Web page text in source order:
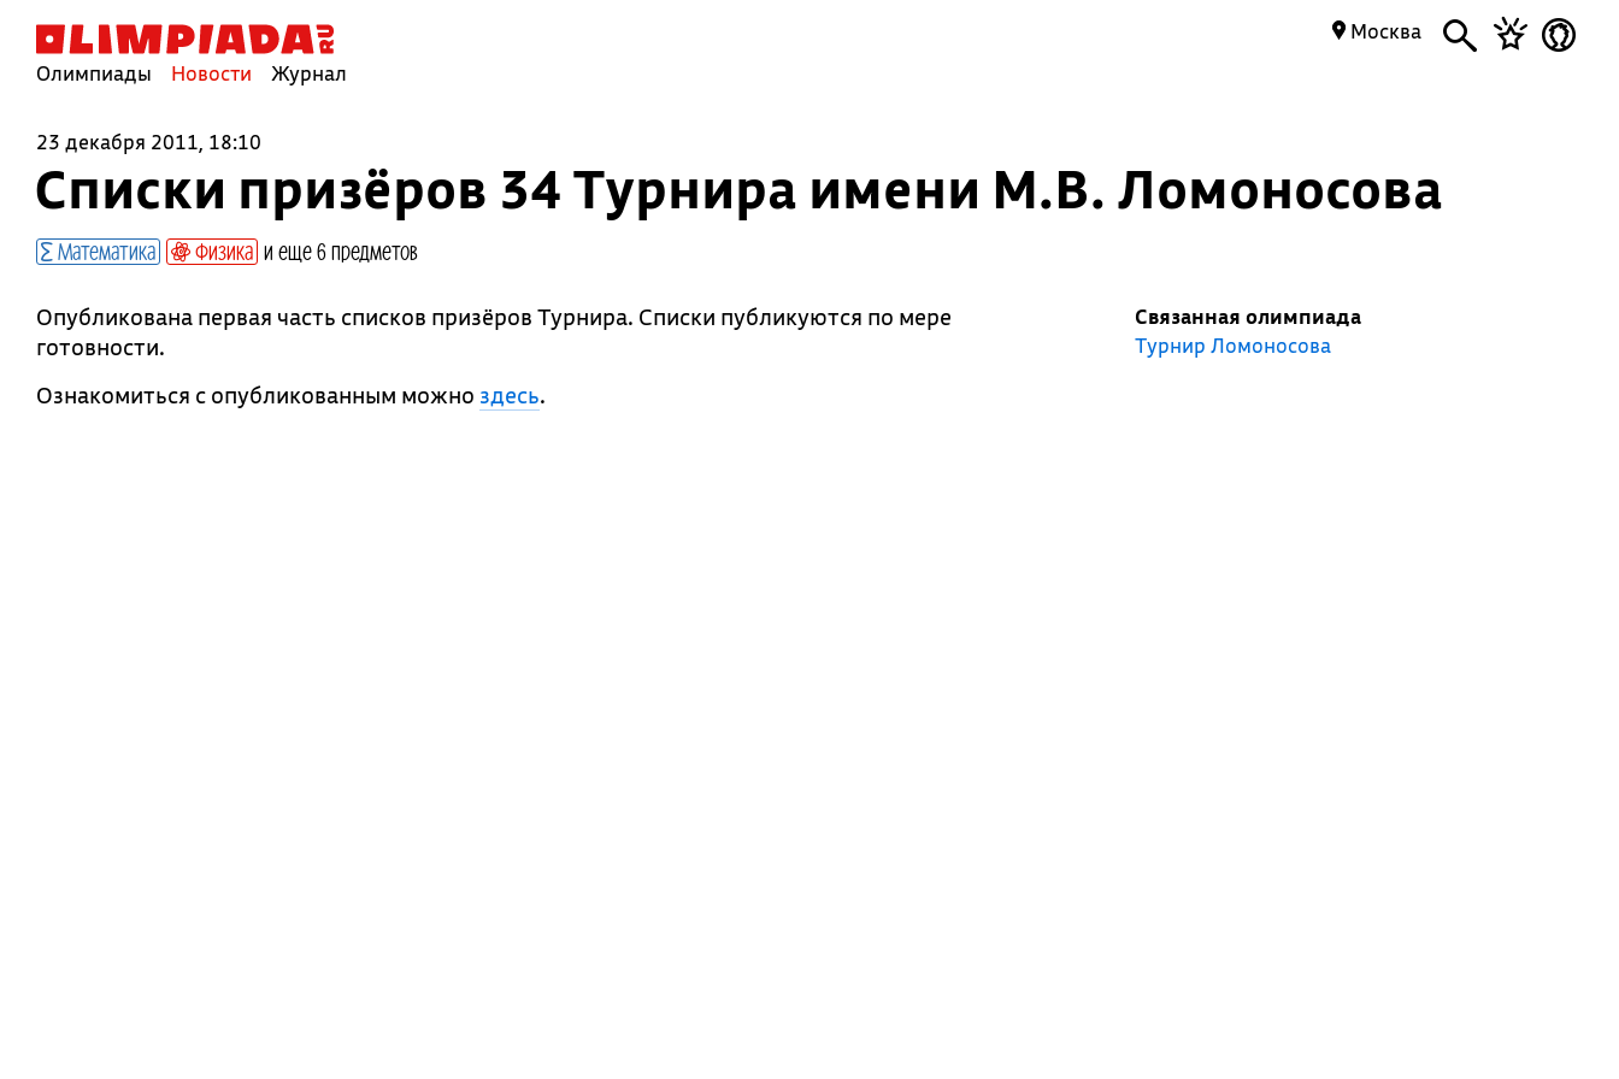
Олимпиады Новости Журнал
Москва
23 декабря 2011, 18:10
Списки призёров 34 Турнира имени М.В. Ломоносова
Математика Физика и еще 6 предметов
Опубликована первая часть списков призёров Турнира. Списки публикуются по мере
готовности.
Ознакомиться с опубликованным можно здесь.
Связанная олимпиада
Турнир Ломоносова